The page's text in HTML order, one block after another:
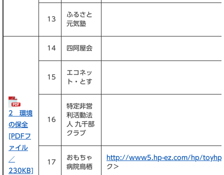
13
ふるさと
元気塾
2 環境
の保全
[PDFフ
ァイル
／
230KB]
14 四阿屋会
15
エコネッ
ト・とす
16
特定非営
利活動法
人 九千部
クラブ
17
おもちゃ
病院鳥栖
http://www5.hp-ez.com/hp/
ク＞